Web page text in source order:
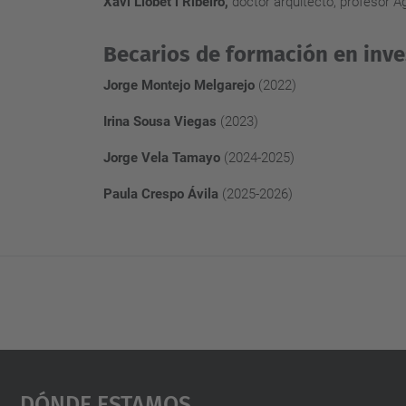
Becarios de formación en
Jorge Montejo Melgarejo (2022)
Irina Sousa Viegas (2023)
Jorge Vela Tamayo (2024-2025)
Paula Crespo Ávila (2025-2026)